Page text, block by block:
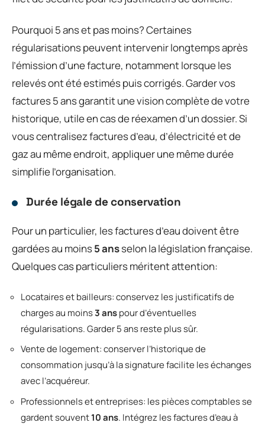
Pourquoi 5 ans et pas moins? Certaines
régularisations peuvent intervenir longtemps après
l’émission d’une facture, notamment lorsque les
relevés ont été estimés puis corrigés. Garder vos
factures 5 ans garantit une vision complète de votre
historique, utile en cas de réexamen d’un dossier. Si
vous centralisez factures d’eau, d’électricité et de
gaz au même endroit, appliquer une même durée
simplifie l’organisation.
Durée légale de conservation
Pour un particulier, les factures d’eau doivent être
gardées au moins5 ansselon la législation française.
Quelques cas particuliers méritent attention:
Locataires et bailleurs: conservez les justificatifs de
charges au moins3 anspour d’éventuelles
régularisations. Garder 5 ans reste plus sûr.
Vente de logement: conserver l’historique de
consommation jusqu’à la signature facilite les échanges
avec l’acquéreur.
Professionnels et entreprises: les pièces comptables se
gardent souvent10 ans. Intégrez les factures d’eau à